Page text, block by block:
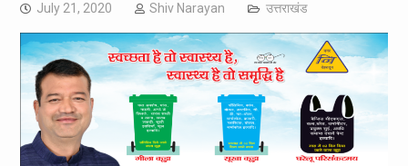
July 21, 2020 Shiv Narayan उत्तराखंड